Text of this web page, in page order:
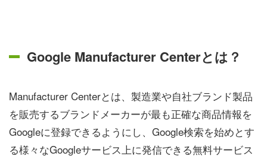
Google Manufacturer Centerとは？
Manufacturer Centerとは、製造業や自社ブランド製品
を販売するブランドメーカーが最も正確な商品情報を
Googleに登録できるようにし、Google検索を始めとす
る様々なGoogleサービス上に発信できる無料サービス